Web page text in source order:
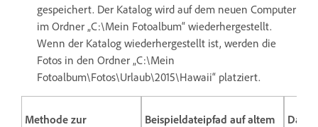
gespeichert. Der Katalog wird auf dem neuen Computer
im Ordner „C:\Mein Fotoalbum“ wiederhergestellt.
Wenn der Katalog wiederhergestellt ist, werden die
Fotos in den Ordner „C:\Mein
Fotoalbum\Fotos\Urlaub\2015\Hawaii“ platziert.
Methode zur
Beispieldateipfad auf altem